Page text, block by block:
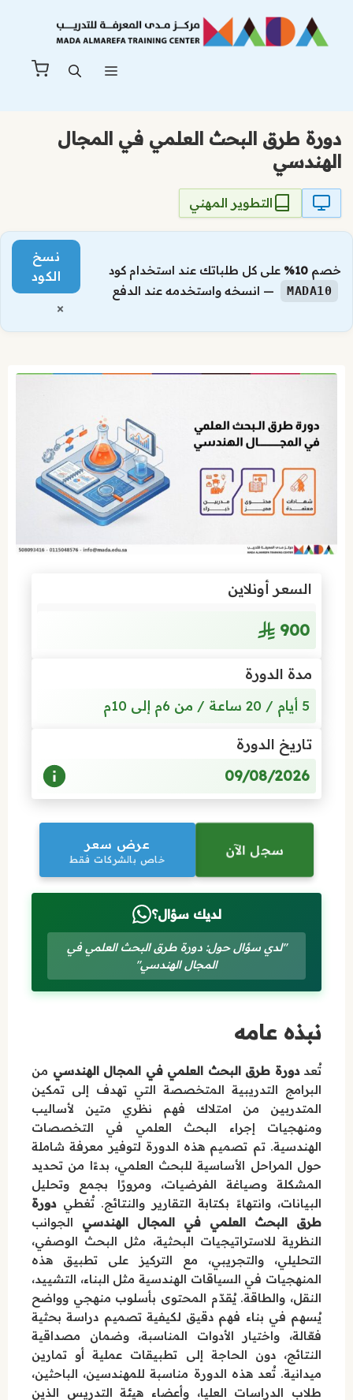
المحتوى
دورة طرق البحث العلمي في المجال
الهندسي
التطوير المهني
خصم 10% على كل طلباتك عند استخدام كود
MADA10 — انسخه واستخدمه عند الدفع
نسخ
الكود
×
السعر أونلاين
900
مدة الدورة
5 أيام / 20 ساعة / من 6م إلى 10م
تاريخ الدورة
09/08/2026
سجل الآن عرض سعر
خاص بالشركات فقط
لديك سؤال؟
"لدي سؤال حول: دورة طرق البحث العلمي في
المجال الهندسي"
نبذه عامه
تُعددورة طرق البحث العلمي في المجال الهندسي من
البرامج التدريبية المتخصصة التي تهدف إلى تمكين
المتدربين من امتلاك فهم نظري متين لأساليب
ومنهجيات إجراء البحث العلمي في التخصصات
الهندسية. تم تصميم هذه الدورة لتوفير معرفة شاملة
حول المراحل الأساسية للبحث العلمي، بدءًا من تحديد
المشكلة وصياغة الفرضيات، ومرورًا بجمع وتحليل
البيانات، وانتهاءً بكتابة التقارير والنتائج. تُغطيدورة
طرق البحث العلمي في المجال الهندسي الجوانب
النظرية للاستراتيجيات البحثية، مثل البحث الوصفي،
التحليلي، والتجريبي، مع التركيز على تطبيق هذه
المنهجيات في السياقات الهندسية مثل البناء، التشييد،
النقل، والطاقة. يُقدّم المحتوى بأسلوب منهجي وواضح
يُسهم في بناء فهم دقيق لكيفية تصميم دراسة بحثية
فعّالة، واختيار الأدوات المناسبة، وضمان مصداقية
النتائج، دون الحاجة إلى تطبيقات عملية أو تمارين
ميدانية. تُعد هذه الدورة مناسبة للمهندسين، الباحثين،
طلاب الدراسات العليا، وأعضاء هيئة التدريس الذين